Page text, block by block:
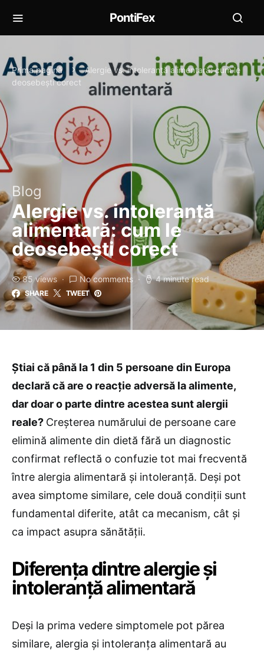
PontiFex
Prima pagină
Alergie vs. intoleranță alimentară: cum le
deosebești corect
Blog
Alergie vs. intoleranță
alimentară: cum le
deosebești corect
85 views No comments 4 minute read
SHARE TWEET
Știai că până la 1 din 5 persoane din Europa
declară că are o reacție adversă la alimente,
dar doar o parte dintre acestea sunt alergii
reale? Creșterea numărului de persoane care
elimină alimente din dietă fără un diagnostic
confirmat reflectă o confuzie tot mai frecventă
între alergia alimentară și intoleranță. Deși pot
avea simptome similare, cele două condiții sunt
fundamental diferite, atât ca mecanism, cât și
ca impact asupra sănătății.
Diferența dintre alergie și
intoleranță alimentară
Deși la prima vedere simptomele pot părea
similare, alergia și intoleranța alimentară au